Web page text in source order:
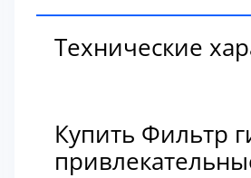
Технические
Купить Фильтр